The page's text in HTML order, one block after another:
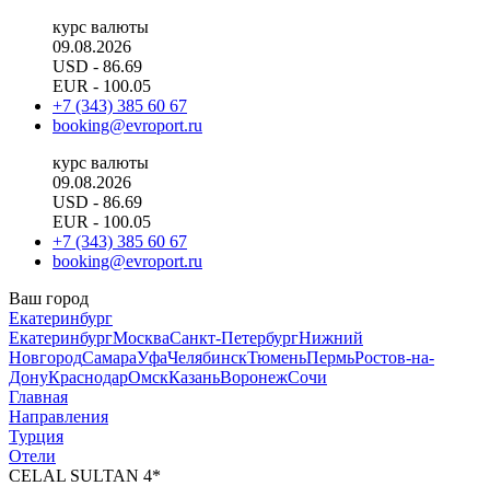
курс валюты
09.08.2026
USD - 86.69
EUR - 100.05
+7 (343) 385 60 67
booking@evroport.ru
курс валюты
09.08.2026
USD - 86.69
EUR - 100.05
+7 (343) 385 60 67
booking@evroport.ru
Ваш город
Екатеринбург
ЕкатеринбургМоскваСанкт-ПетербургНижний
НовгородСамараУфаЧелябинскТюменьПермьРостов-на-
ДонуКраснодарОмскКазаньВоронежСочи
Главная
Направления
Турция
Отели
CELAL SULTAN 4*